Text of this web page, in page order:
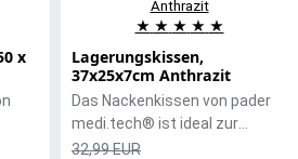
x
★ ★ ★ ★ ★
Lagerungskissen,
37x25x7cm Anthrazit
32,99 EUR
Das Nackenkissen von pader
medi.tech® ist ideal zur
Unterlagerung des Nackens